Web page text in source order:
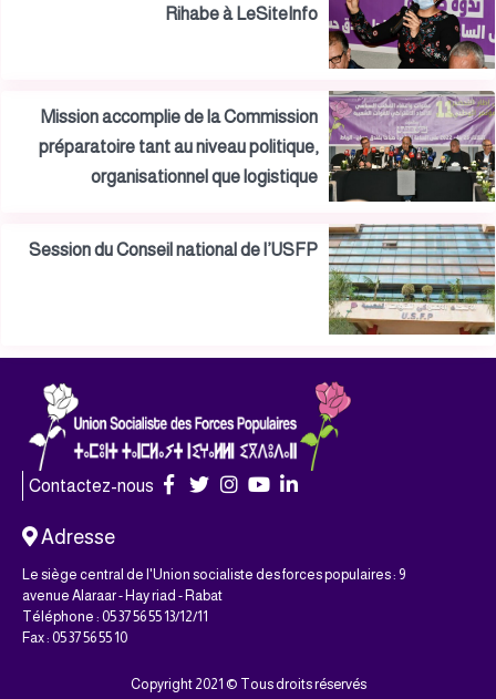
Rihabe à LeSiteInfo
Mission accomplie de la Commission
préparatoire tant au niveau politique,
organisationnel que logistique
Session du Conseil national de l’USFP
Contactez-nous
Adresse
Le siège central de l'Union socialiste des forces populaires : 9
avenue Alaraar - Hay riad - Rabat
Téléphone : 05 37 56 55 13/12/11
Fax : 05 37 56 55 10
Copyright 2021 © Tous droits réservés